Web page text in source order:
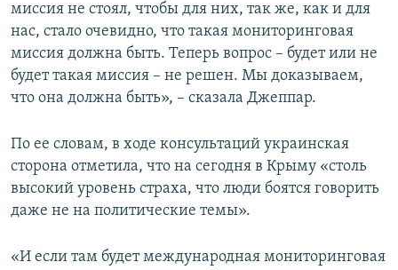
миссия не стоял, чтобы для них, так же, как и для
нас, стало очевидно, что такая мониторинговая
миссия должна быть. Теперь вопрос – будет или не
будет такая миссия – не решен. Мы доказываем,
что она должна быть», – сказала Джеппар.
По ее словам, в ходе консультаций украинская
сторона отметила, что на сегодня в Крыму «столь
высокий уровень страха, что люди боятся говорить
даже не на политические темы».
«И если там будет международная мониторинговая